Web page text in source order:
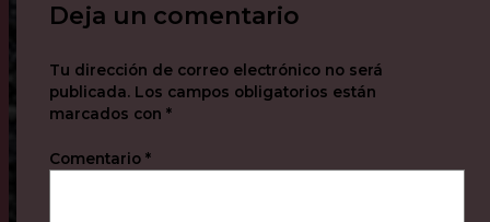
Deja un comentario
Tu dirección de correo electrónico no será
publicada. Los campos obligatorios están
marcados con *
Comentario *